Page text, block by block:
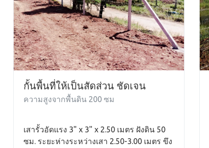
กั้นพื้นที่ให้เป็นสัดส่วน ชัดเจน
ความสูงจากพื้นดิน 200 ซม
เสารั้วอัดแรง 3" x 3" x 2.50 เมตร ฝังดิน 50
ซม. ระยะห่างระหว่างเสา 2.50-3.00 เมตร ขึง